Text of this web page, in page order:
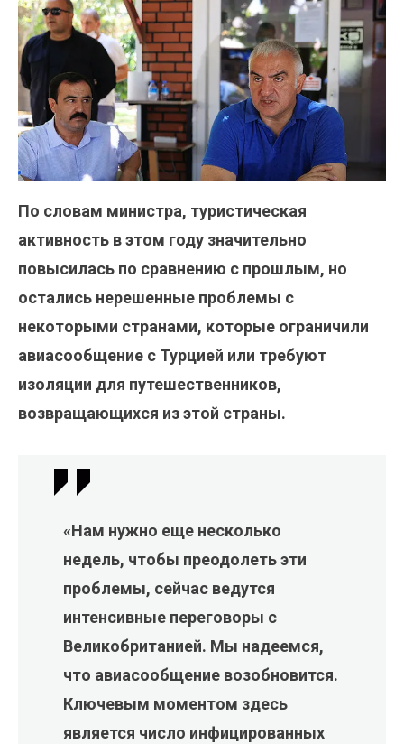
По словам министра, туристическая
активность в этом году значительно
повысилась по сравнению с прошлым, но
остались нерешенные проблемы с
некоторыми странами, которые ограничили
авиасообщение с Турцией или требуют
изоляции для путешественников,
возвращающихся из этой страны.
«Нам нужно еще несколько
недель, чтобы преодолеть эти
проблемы, сейчас ведутся
интенсивные переговоры с
Великобританией. Мы надеемся,
что авиасообщение возобновится.
Ключевым моментом здесь
является число инфицированных